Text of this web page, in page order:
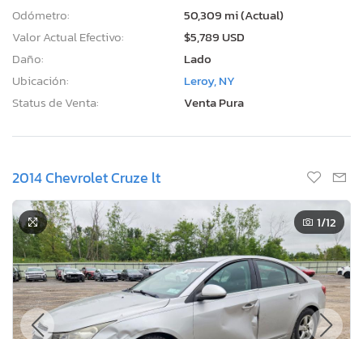
Odómetro:
50,309 mi (Actual)
Valor Actual Efectivo:
$5,789 USD
Daño:
Lado
Ubicación:
Leroy, NY
Status de Venta:
Venta Pura
2014 Chevrolet Cruze lt
1/12